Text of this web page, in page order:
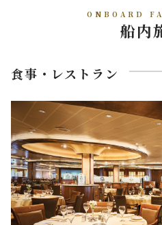
ONBOARD
船内
食事・レストラン